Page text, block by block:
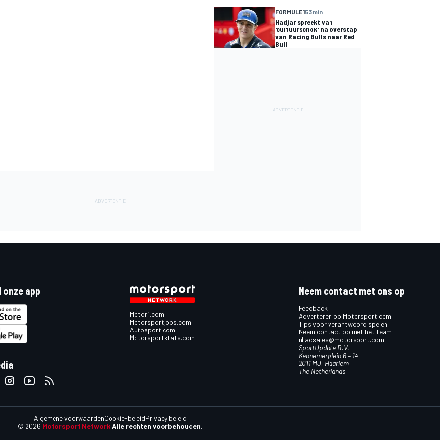
FORMULE 153 min
Hadjar spreekt van
'cultuurschok' na overstap
van Racing Bulls naar Red
Bull
onze app
Motor1.com
Motorsportjobs.com
Autosport.com
Motorsportstats.com
Neem contact met ons op
Feedback
Adverteren op Motorsport.com
Tips voor verantwoord spelen
Neem contact op met het team
nl.adsales@motorsport.com
SportUpdate B.V.
Kennemerplein 6 – 14
2011 MJ, Haarlem
The Netherlands
© 2026 Motorsport Network Alle rechten voorbehouden.
Algemene voorwaardenCookie-beleidPrivacy beleid